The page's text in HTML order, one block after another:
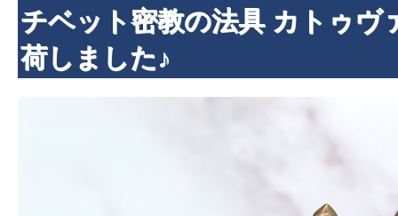
チベット密教の法具 カトゥヴ
荷しました♪